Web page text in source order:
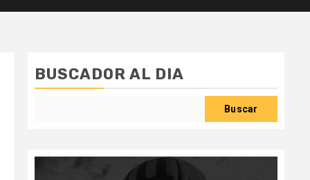
BUSCADOR AL DIA
Buscar